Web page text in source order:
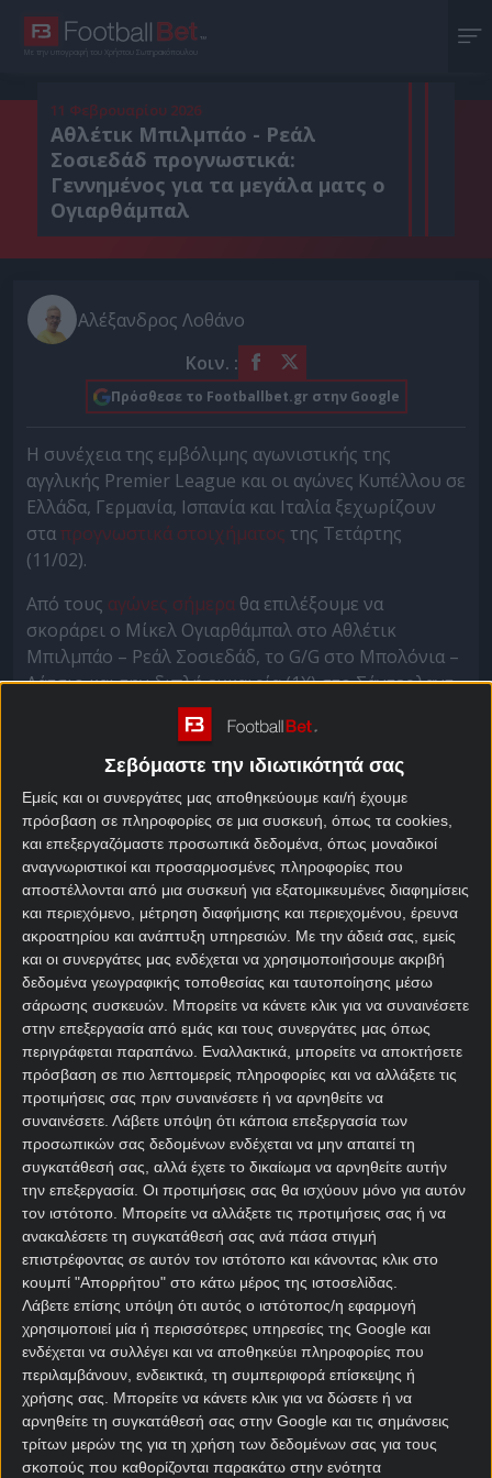
Σεβόμαστε την ιδιωτικότητά σας
Εμείς και οι συνεργάτες μας αποθηκεύουμε και/ή έχουμε
πρόσβαση σε πληροφορίες σε μια συσκευή, όπως τα cookies,
και επεξεργαζόμαστε προσωπικά δεδομένα, όπως μοναδικοί
αναγνωριστικοί και προσαρμοσμένες πληροφορίες που
αποστέλλονται από μια συσκευή για εξατομικευμένες διαφημίσεις
και περιεχόμενο, μέτρηση διαφήμισης και περιεχομένου, έρευνα
ακροατηρίου και ανάπτυξη υπηρεσιών. Με την άδειά σας, εμείς
και οι συνεργάτες μας ενδέχεται να χρησιμοποιήσουμε ακριβή
δεδομένα γεωγραφικής τοποθεσίας και ταυτοποίησης μέσω
σάρωσης συσκευών. Μπορείτε να κάνετε κλικ για να συναινέσετε
στην επεξεργασία από εμάς και τους συνεργάτες μας όπως
περιγράφεται παραπάνω. Εναλλακτικά, μπορείτε να αποκτήσετε
πρόσβαση σε πιο λεπτομερείς πληροφορίες και να αλλάξετε τις
προτιμήσεις σας πριν συναινέσετε ή να αρνηθείτε να
συναινέσετε. Λάβετε υπόψη ότι κάποια επεξεργασία των
προσωπικών σας δεδομένων ενδέχεται να μην απαιτεί τη
συγκατάθεσή σας, αλλά έχετε το δικαίωμα να αρνηθείτε αυτήν
την επεξεργασία. Οι προτιμήσεις σας θα ισχύουν μόνο για αυτόν
τον ιστότοπο. Μπορείτε να αλλάξετε τις προτιμήσεις σας ή να
ανακαλέσετε τη συγκατάθεσή σας ανά πάσα στιγμή
επιστρέφοντας σε αυτόν τον ιστότοπο και κάνοντας κλικ στο
κουμπί "Απορρήτου" στο κάτω μέρος της ιστοσελίδας.
Λάβετε επίσης υπόψη ότι αυτός ο ιστότοπος/η εφαρμογή
χρησιμοποιεί μία ή περισσότερες υπηρεσίες της Google και
ενδέχεται να συλλέγει και να αποθηκεύει πληροφορίες που
περιλαμβάνουν, ενδεικτικά, τη συμπεριφορά επίσκεψης ή
χρήσης σας. Μπορείτε να κάνετε κλικ για να δώσετε ή να
αρνηθείτε τη συγκατάθεσή σας στην Google και τις σημάνσεις
τρίτων μερών της για τη χρήση των δεδομένων σας για τους
σκοπούς που καθορίζονται παρακάτω στην ενότητα
Με την υπογραφή του Χρήστου Σωτηρακόπουλου
11 Φεβρουαρίου 2026
Αθλέτικ Μπιλμπάο - Ρεάλ
Σοσιεδάδ προγνωστικά:
Γεννημένος για τα μεγάλα ματς ο
Ογιαρθάμπαλ
Αλέξανδρος Λοθάνο
Κοιν. :
Πρόσθεσε το Footballbet.gr στην Google
Η συνέχεια της εμβόλιμης αγωνιστικής της
αγγλικής Premier League και οι αγώνες Κυπέλλου σε
Ελλάδα, Γερμανία, Ισπανία και Ιταλία ξεχωρίζουν
σταπρογνωστικά στοιχήματος της Τετάρτης
(11/02).
Από τους αγώνες σήμερα θα επιλέξουμε να
σκοράρει ο Μίκελ Ογιαρθάμπαλ στο Αθλέτικ
Μπιλμπάο – Ρεάλ Σοσιεδάδ, το G/G στο Μπολόνια –
Λάτσιο και την διπλή ευκαιρία (1Χ) στο Σάντερλαντ
Αθλέτικ Μπιλμπάο – Ρεάλ
Σοσιεδάδ Προγνωστικά
Πρώτος (βασκικός) ημιτελικός του Κυπέλλου
Ισπανίας, με την Αθλέτικ Μπιλμπάο του Ερνέστο
Βαλβέρδε να ψάχνει να… σώσει την σεζόν μέσω
αυτής της διοργάνωσης, αφού στη La Liga είναι
χαμηλά στηβαθμολογία Α Ισπανίας(μόλις δέκατη)
και στο Champions League αποκλείστηκε στη
League Phase.
Σε καλύτερο φεγγάρι από την άσπονδη γειτόνισσά
της βρίσκεται η Ρεάλ Σοσιεδάδ, η οποία έχει
συμπληρώσει δέκα διαδοχικά παιχνίδια χωρίς ήττα
σε όλες τις διοργανώσεις (επτά νίκες – τρεις
ισοπαλίες) και απόψε αναζητάει νίκη στο «Σαν
Μαμές» μετά από έξι χρόνια.
Φαβορί στιςστοιχηματικές εταιρίεςτα Λιοντάρια,
αλλά ο αρχηγός των Τσουρί-Ουρδίν, Μίκελ
Ογιαρθάμπαλ, είναι γεννημένος για τέτοια παιχνίδια
και αξίζει κυνήγι το να σκοράρει στο Αθλέτικ
Μπιλμπάο – Ρεάλ Σοσιεδάδ, με δεδομένο μάλιστα
ότι εκτελεί και τα πέναλτι της ομάδας του
Πελεγκρίνο Ματαράτσο.
Μπολόνια – Λάτσιο